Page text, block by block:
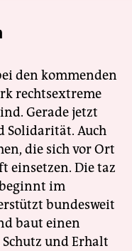
den kommenden
rechtsextreme
Gerade jetzt
Solidarität. Auch
die sich vor Ort
einsetzen. Die taz
im
bundesweit
baut einen
und Erhalt